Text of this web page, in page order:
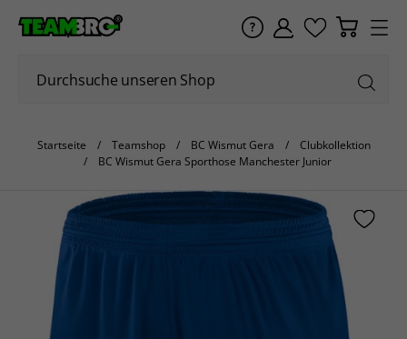
Startseite Teamshop BC Wismut Gera
Clubkollektion
BC Wismut Gera Sporthose Manchester Junior